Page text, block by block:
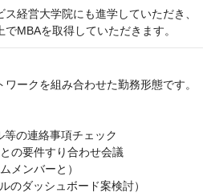
経営大学院にも進学していただき、
MBAを取得していただきます。
ークを組み合わせた勤務形態です。
の連絡事項チェック
の要件すり合わせ会議
メンバーと）
のダッシュボード案検討）